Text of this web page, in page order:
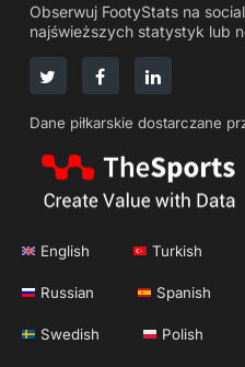
Obserwuj FootyStats na
najświeższych statystyk lub
Dane piłkarskie dostarczane
English Turkish
Russian Spanish
Swedish Polish